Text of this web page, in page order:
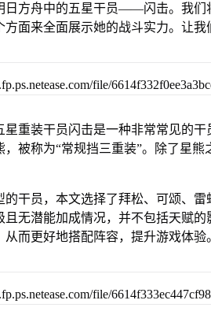
日方舟中的五星干员——闪击。我们
面来全面展示她的战斗实力。让我
重装干员闪击是一种非常常见的
被称为“常规挡三重装”。除了星
的干员，本文选择了拜松、可颂、
无潜能加成情况，并不包括天赋
而更好地搭配阵容，提升游戏体验